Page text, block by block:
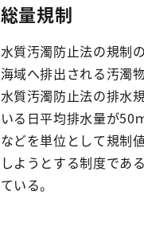
総量規制
水質汚濁防止法の規制
海域へ排出される汚濁
水質汚濁防止法の排水
いる日平均排水量が50
などを単位として規制
しようとする制度であ
ている。